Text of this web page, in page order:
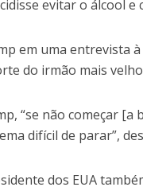
evitar o álcool e
em uma entrevista
do irmão mais
“se não começar [a
difícil de parar”,
dos EUA